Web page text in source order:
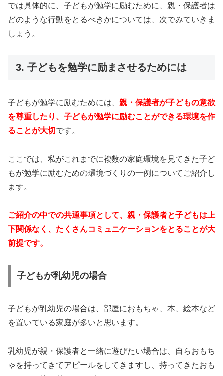
では具体的に、子どもが勉学に励むために、親・保護者は
どのような行動をとるべきかについては、次でみていきま
しょう。
3. 子どもを勉学に励まさせるためには
子どもが勉学に励むためには、 親・保護者が子どもの意欲
を尊重したり、子どもが勉学に励むことができる環境を作
ることが大切です。
ここでは、私がこれまでに複数の家庭環境を見てきた子ど
もが勉学に励むための環境づくりの一例についてご紹介し
ます。
ご紹介の中での共通事項として、親・保護者と子どもは上
下関係なく、たくさんコミュニケーションをとることが大
前提です。
子どもが乳幼児の場合
子どもが乳幼児の場合は、部屋におもちゃ、本、絵本など
を置いている家庭が多いと思います。
乳幼児が親・保護者と一緒に遊びたい場合は、自らおもち
ゃを持ってきてアピールをしてきますし、持ってきたおも